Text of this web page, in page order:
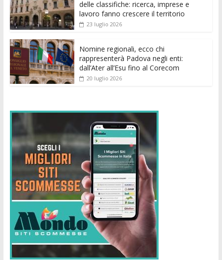
delle classifiche: ricerca, imprese e
lavoro fanno crescere il territorio
23 luglio 2026
Nomine regionali, ecco chi
rappresenterà Padova negli enti:
dall’Ater all’Esu fino al Corecom
20 luglio 2026